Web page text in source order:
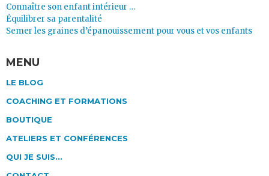
Connaître son enfant intérieur …
Équilibrer sa parentalité
Semer les graines d’épanouissement pour vous et vos enfants
MENU
LE BLOG
COACHING ET FORMATIONS
BOUTIQUE
ATELIERS ET CONFÉRENCES
QUI JE SUIS…